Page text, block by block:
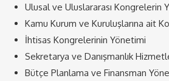
Ulusal ve Uluslararası Kongrelerin
Kamu Kurum ve Kuruluşlarına ait
İhtisas Kongrelerinin Yönetimi
Sekretarya ve Danışmanlık
Bütçe Planlama ve Finansman